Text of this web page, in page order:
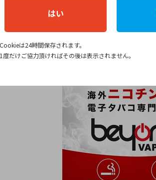
はい
Cookieは24時間保存されます。
1度だけご協力頂ければその後は表示されません。